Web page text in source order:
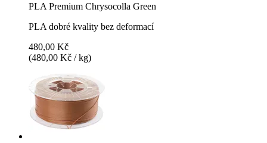
PLA Premium Chrysocolla Green
PLA dobré kvality bez deformací
480,00 Kč
(480,00 Kč / kg)